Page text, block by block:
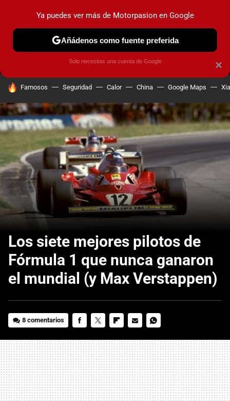
MENÚ NUEVO
COCHES ELÉCTRICOS OBSERVATORIO
HOY SE HABLA DE
Famosos Seguridad Calor China Google Maps
Los siete mejores pilotos de
Fórmula 1 que nunca ganaron
el mundial (y Max Verstappen)
8 comentarios
MAIL
×
Ya puedes ver más de Motorpasion en Google
Añádenos como fuente preferida
Solo necesitas una cuenta de Google